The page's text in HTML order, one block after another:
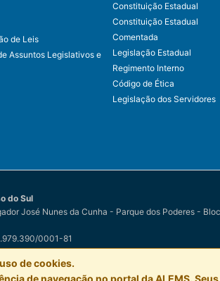
de Leis
Assuntos Legislativos e
Constituição Estadual
Constituição Estadual
Comentada
Legislação Estadual
Regimento Interno
Código de Ética
Legislação dos Servidores
do Sul
José Nunes da Cunha - Parque dos Poderes -
0001-81
do SulporEasy Net Tecnologia da Informação
de cookies.
de navegação no portal da ALEMS.